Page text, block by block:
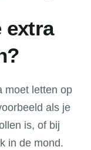
extra
moet letten op
als je
is, of bij
in de mond.